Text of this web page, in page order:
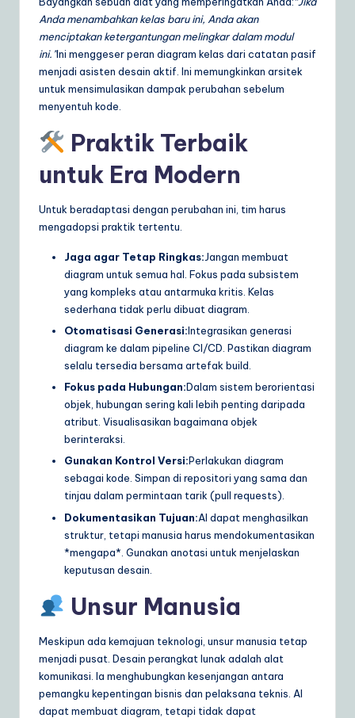
Anda menambahkan kelas baru ini, Anda akan
menciptakan ketergantungan melingkar dalam modul
ini.”Ini menggeser peran diagram kelas dari catatan pasif
menjadi asisten desain aktif. Ini memungkinkan arsitek
untuk mensimulasikan dampak perubahan sebelum
menyentuh kode.
Praktik Terbaik
untuk Era Modern
Untuk beradaptasi dengan perubahan ini, tim harus
mengadopsi praktik tertentu.
Jaga agar Tetap Ringkas:Jangan membuat
diagram untuk semua hal. Fokus pada subsistem
yang kompleks atau antarmuka kritis. Kelas
sederhana tidak perlu dibuat diagram.
Otomatisasi Generasi:Integrasikan generasi
diagram ke dalam pipeline CI/CD. Pastikan diagram
selalu tersedia bersama artefak build.
Fokus pada Hubungan:Dalam sistem berorientasi
objek, hubungan sering kali lebih penting daripada
atribut. Visualisasikan bagaimana objek
berinteraksi.
Gunakan Kontrol Versi:Perlakukan diagram
sebagai kode. Simpan di repositori yang sama dan
tinjau dalam permintaan tarik (pull requests).
Dokumentasikan Tujuan:AI dapat menghasilkan
struktur, tetapi manusia harus mendokumentasikan
*mengapa*. Gunakan anotasi untuk menjelaskan
keputusan desain.
Unsur Manusia
Meskipun ada kemajuan teknologi, unsur manusia tetap
menjadi pusat. Desain perangkat lunak adalah alat
komunikasi. Ia menghubungkan kesenjangan antara
pemangku kepentingan bisnis dan pelaksana teknis. AI
dapat membuat diagram, tetapi tidak dapat